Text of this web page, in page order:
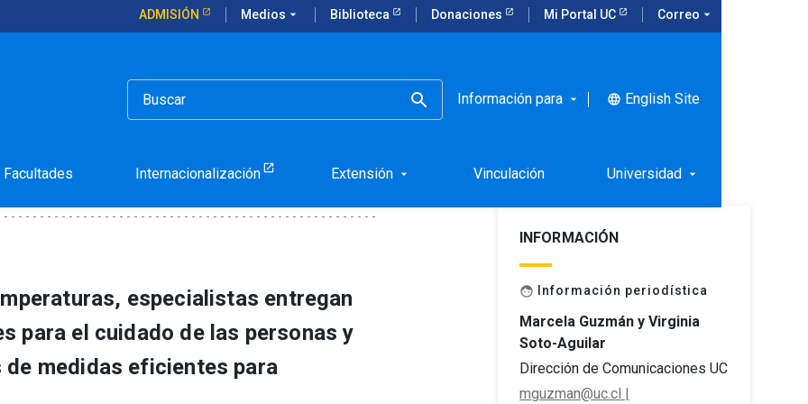
ADMISIÓN Medios arrow_drop_down Biblioteca Donaciones Mi Portal UC Correo arrow_drop_down
Información para arrow_drop_down language English Site
Facultades Internacionalización Extensión arrow_drop_down Vinculación Universidad arrow_drop_down
calor extremo?
especialistas entregan
para el cuidado de las personas y
medidas eficientes para
INFORMACIÓN
face Información periodística
Marcela Guzmán y Virginia
Soto-Aguilar
Dirección de Comunicaciones UC
mguzman@uc.cl |